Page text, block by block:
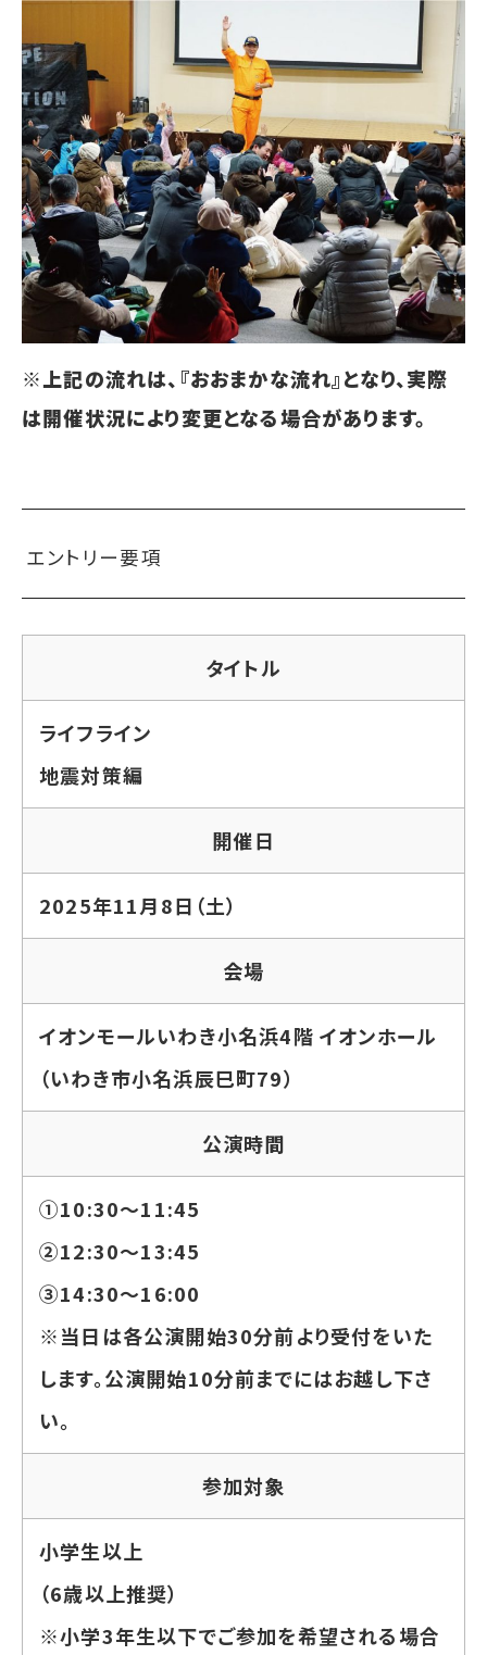
※上記の流れは、『おおまかな流れ』となり、実際
は開催状況により変更となる場合があります。
エントリー要項
タイトル
ライフライン
地震対策編
開催日
2025年11月8日（土）
会場
イオンモールいわき小名浜4階 イオンホール
（いわき市小名浜辰巳町79）
公演時間
①10:30～11:45
②12:30～13:45
③14:30～16:00
※当日は各公演開始30分前より受付をいた
します。公演開始10分前までにはお越し下さ
い。
参加対象
小学生以上
（6歳以上推奨）
※小学3年生以下でご参加を希望される場合